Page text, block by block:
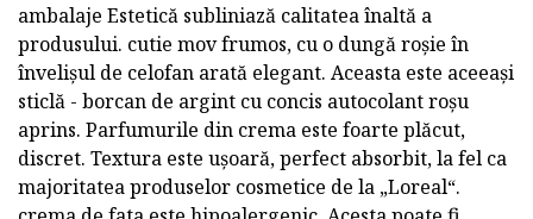
ambalaje Estetică subliniază calitatea înaltă a
produsului. cutie mov frumos, cu o dungă roșie în
învelișul de celofan arată elegant. Aceasta este aceeași
sticlă - borcan de argint cu concis autocolant roșu
aprins. Parfumurile din crema este foarte plăcut,
discret. Textura este ușoară, perfect absorbit, la fel ca
majoritatea produselor cosmetice de la „Loreal“.